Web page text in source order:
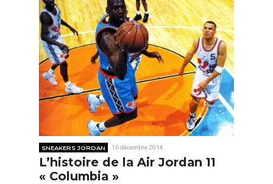
SNEAKERS JORDAN 16 décembre 2014
L’histoire de la Air Jordan 11
« Columbia »